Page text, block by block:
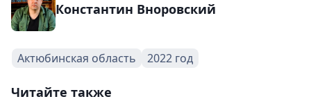
Константин Вноровский
Актюбинская область 2022 год
Читайте также